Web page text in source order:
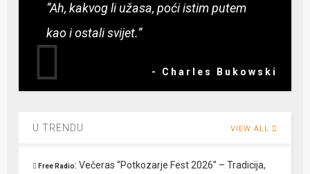
“Ah, kakvog li užasa, poći istim putem
kao i ostali svijet.”
- Charles Bukowski
U TRENDU VIEW ALL
Free Radio:Večeras “Potkozarje Fest 2026” – Tradicija,